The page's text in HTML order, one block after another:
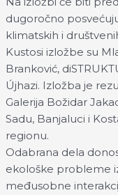
dugoročno
klimatskih i
Kustosi izložbe su
Branković,
Újhazi. Izložba je
Galerija Božidar
Sadu, Banjaluci i
regionu.
Odabrana dela
ekološke probleme
međusobne